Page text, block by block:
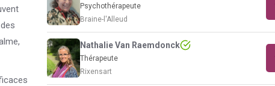
Psychothérapeute
Braine-l'Alleud
Nathalie Van Raemdonck
Thérapeute
Rixensart